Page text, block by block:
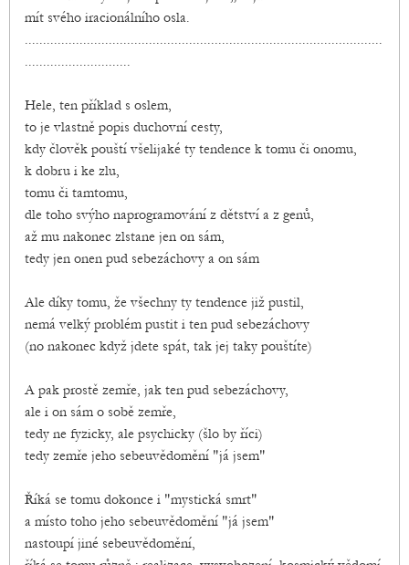
mít svého iracionálního osla.
..................................................................................................
.............................
Hele, ten příklad s oslem,
to je vlastně popis duchovní cesty,
kdy člověk pouští všelijaké ty tendence k tomu či onomu,
k dobru i ke zlu,
tomu či tamtomu,
dle toho svýho naprogramování z dětství a z genů,
až mu nakonec zlstane jen on sám,
tedy jen onen pud sebezáchovy a on sám
Ale díky tomu, že všechny ty tendence již pustil,
nemá velký problém pustit i ten pud sebezáchovy
(no nakonec když jdete spát, tak jej taky pouštíte)
A pak prostě zemře, jak ten pud sebezáchovy,
ale i on sám o sobě zemře,
tedy ne fyzicky, ale psychicky (šlo by říci)
tedy zemře jeho sebeuvědomění "já jsem"
Říká se tomu dokonce i "mystická smrt"
a místo toho jeho sebeuvědomění "já jsem"
nastoupí jiné sebeuvědomění,